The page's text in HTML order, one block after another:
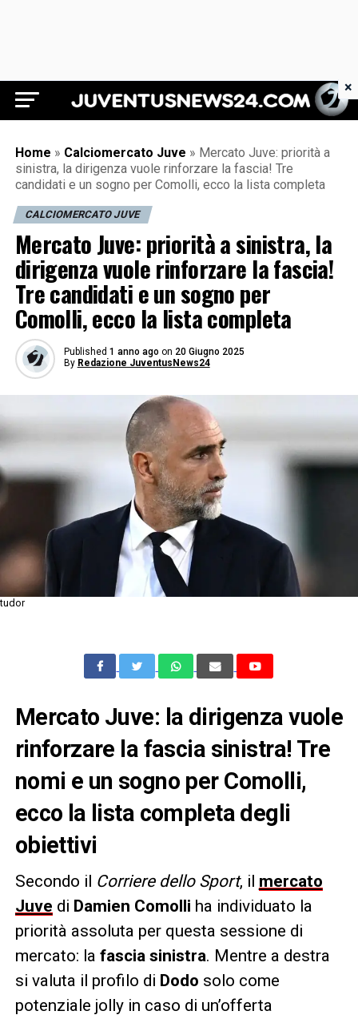
Juventus News 24
Home » Calciomercato Juve » Mercato Juve: priorità a
sinistra, la dirigenza vuole rinforzare la fascia! Tre
candidati e un sogno per Comolli, ecco la lista completa
CALCIOMERCATO JUVE
Mercato Juve: priorità a sinistra, la
dirigenza vuole rinforzare la fascia!
Tre candidati e un sogno per
Comolli, ecco la lista completa
Published 1 anno ago on 20 Giugno 2025
By Redazione JuventusNews24
tudor
Mercato Juve: la dirigenza vuole
rinforzare la fascia sinistra! Tre
nomi e un sogno per Comolli,
ecco la lista completa degli
obiettivi
Secondo il Corriere dello Sport, il mercato
Juve di Damien Comolli ha individuato la
priorità assoluta per questa sessione di
mercato: la fascia sinistra. Mentre a destra
si valuta il profilo di Dodo solo come
potenziale jolly in caso di un’offerta
×